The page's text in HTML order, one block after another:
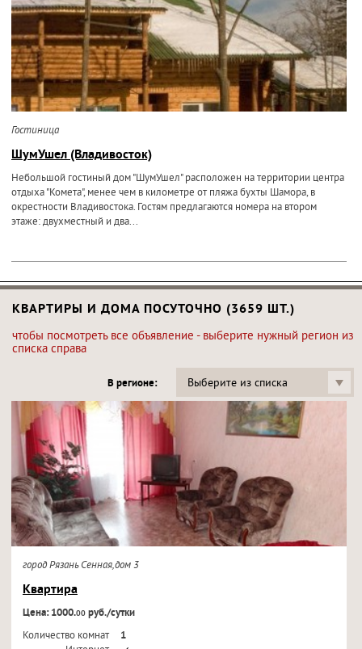
Гостиница
ШумУшел (Владивосток)
Небольшой гостиный дом "ШумУшел" расположен на территории центра
отдыха "Комета", менее чем в километре от пляжа бухты Шамора, в
окрестности Владивостока. Гостям предлагаются номера на втором
этаже: двухместный и два...
КВАРТИРЫ И ДОМА ПОСУТОЧНО (3659 ШТ.)
чтобы посмотреть все объявление - выберите нужный регион из
списка справа
В регионе: Выберите из списка
город Рязань Сенная,дом 3
Квартира
Цена: 1000.00руб./сутки
Количество комнат
1